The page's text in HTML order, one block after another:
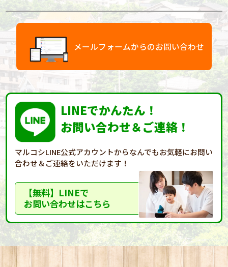
メールフォームからのお問い合わせ
LINEでかんたん！
お問い合わせ＆ご連絡！
マルコシLINE公式アカウントからなんでもお気軽にお問い
合わせ＆ご連絡をいただけます！
【無料】LINEで
お問い合わせはこちら